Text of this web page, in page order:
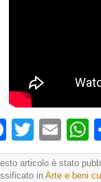
Facebook
Twitter
articolo è stato
inArte e beni